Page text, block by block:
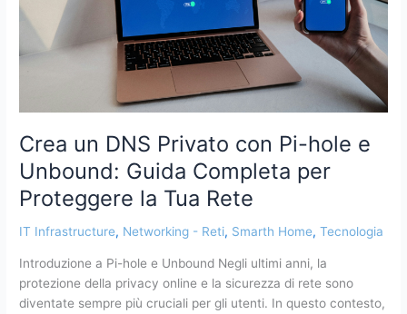
Crea un DNS Privato con Pi-hole e
Unbound: Guida Completa per
Proteggere la Tua Rete
IT Infrastructure, Networking - Reti, Smarth Home,Tecnologia
Introduzione a Pi-hole e Unbound Negli ultimi anni, la
protezione della privacy online e la sicurezza di rete sono
diventate sempre più cruciali per gli utenti. In questo contesto,
e
Unbound:
Guida
Proteggere
la
Tua
Rete